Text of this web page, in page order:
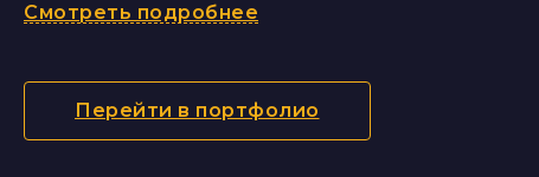
Смотреть подробнее
Перейти в портфолио